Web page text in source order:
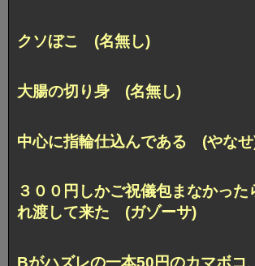
クソぼこ (名無し)
大腸の切り身 (名無し)
中心に指輪仕込んである (やな
３００円しかご祝儀包まなかった
れ渡して来た (ガゾーサ)